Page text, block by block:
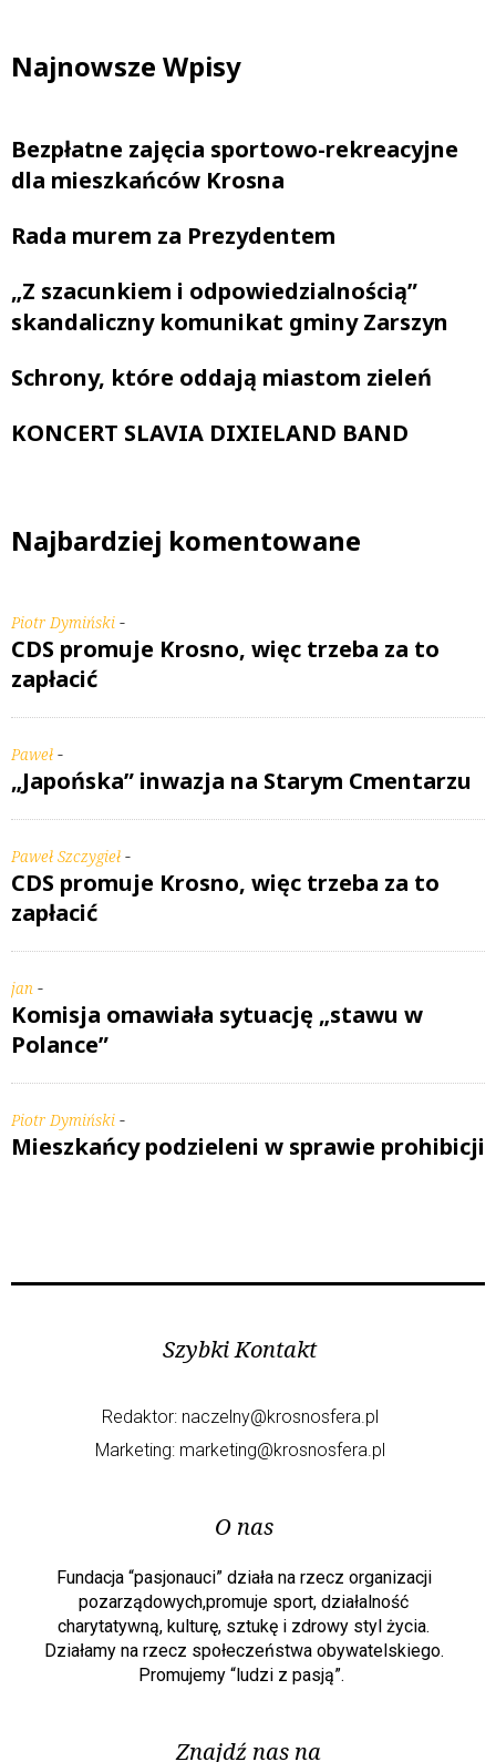
Najnowsze Wpisy
Bezpłatne zajęcia sportowo-rekreacyjne
dla mieszkańców Krosna
Rada murem za Prezydentem
„Z szacunkiem i odpowiedzialnością”
skandaliczny komunikat gminy Zarszyn
Schrony, które oddają miastom zieleń
KONCERT SLAVIA DIXIELAND BAND
Najbardziej komentowane
Piotr Dymiński -
CDS promuje Krosno, więc trzeba za to
zapłacić
Paweł -
„Japońska” inwazja na Starym Cmentarzu
Paweł Szczygieł -
CDS promuje Krosno, więc trzeba za to
zapłacić
jan -
Komisja omawiała sytuację „stawu w
Polance”
Piotr Dymiński -
Mieszkańcy podzieleni w sprawie prohibicji
Szybki Kontakt
Redaktor: naczelny@krosnosfera.pl
Marketing: marketing@krosnosfera.pl
O nas
Fundacja “pasjonauci” działa na rzecz organizacji
pozarządowych,promuje sport, działalność
charytatywną, kulturę, sztukę i zdrowy styl życia.
Działamy na rzecz społeczeństwa obywatelskiego.
Promujemy “ludzi z pasją”.
Znajdź nas na